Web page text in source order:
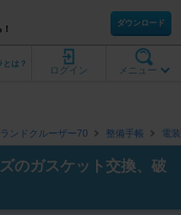
ダウンロード
メニュー
ログイン
とは？
ランドクルーザー70 整備手帳 電
のガスケット交換、破